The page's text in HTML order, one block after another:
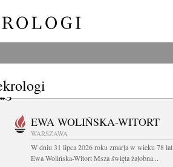
EWA WOLIŃSKA-WITORT
WARSZAWA
W dniu 31 lipca 2026 roku zmarła w wieku 78 lat
Ewa Wolińska-Witort Msza święta żałobna...